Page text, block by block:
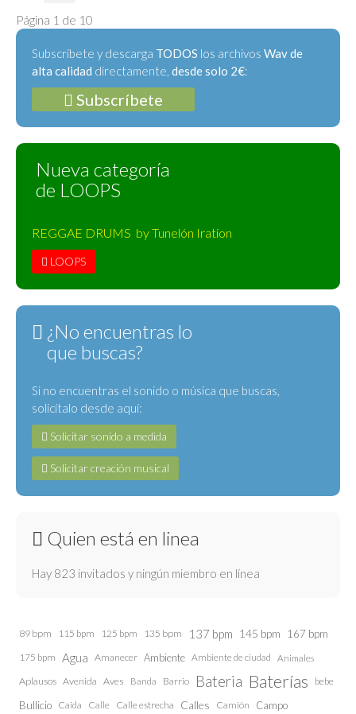
Página 1 de 10
Subscríbete y descarga TODOS los archivos Wav de
alta calidad directamente, desde solo 2€:
Subscríbete
Nueva categoría
de LOOPS
REGGAE DRUMS by Tunelón Iration
LOOPS
¿No encuentras lo
que buscas?
Si no encuentras el sonido o música que buscas,
solicítalo desde aquí:
Solicitar sonido a medida
Solicitar creación musical
Quien está en linea
Hay 823 invitados y ningún miembro en línea
89 bpm 115 bpm 125 bpm 135 bpm 137 bpm 145 bpm 167 bpm
175 bpm Agua Amanecer Ambiente Ambiente de ciudad Animales
Aplausos Avenida Aves Banda Barrio Bateria Baterías bebe
Bullicio Caida Calle Calle estrecha Calles Camión Campo